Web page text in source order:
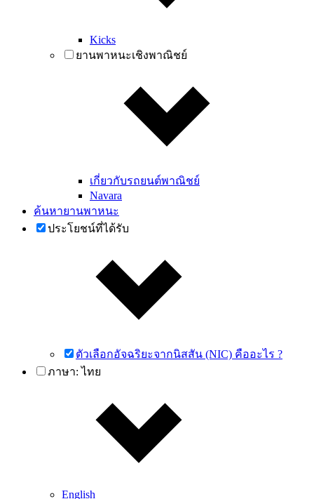
Kicks
ยานพาหนะเชิงพาณิชย์
เกี่ยวกับรถยนต์พาณิชย์
Navara
ค้นหายานพาหนะ
ประโยชน์ที่ได้รับ
ตัวเลือกอัจฉริยะจากนิสสัน (NIC) คืออะไร ?
ภาษา:ไทย
English